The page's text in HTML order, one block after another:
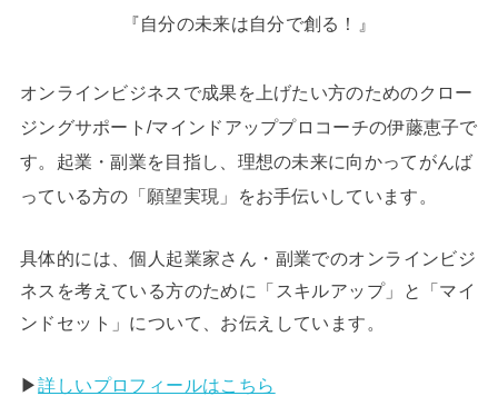
『自分の未来は自分で創る！』
オンラインビジネスで成果を上げたい方のためのクロー
ジングサポート/マインドアッププロコーチの伊藤恵子で
す。起業・副業を目指し、理想の未来に向かってがんば
っている方の「願望実現」をお手伝いしています。
具体的には、個人起業家さん・副業でのオンラインビジ
ネスを考えている方のために「スキルアップ」と「マイ
ンドセット」について、お伝えしています。
▶︎詳しいプロフィールはこちら